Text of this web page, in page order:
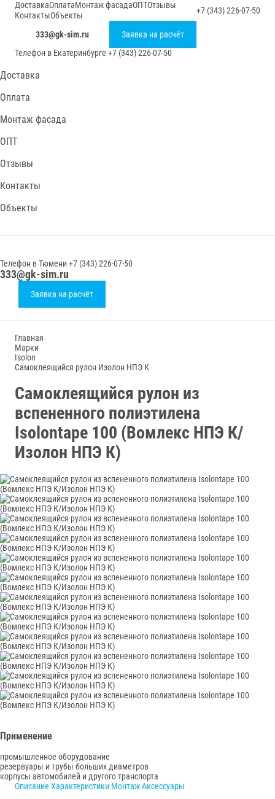
ДоставкаОплатаМонтаж фасадаОПТОтзывы
КонтактыОбъекты +7 (343) 226-07-50
333@gk-sim.ru
Заявка на расчёт
Телефон в Екатеринбурге +7 (343) 226-07-50
Доставка
Оплата
Монтаж фасада
ОПТ
Отзывы
Контакты
Объекты
Телефон вТюмени +7 (343) 226-07-50
333@gk-sim.ru
Заявка на расчёт
Главная
Марки
Isolon
Самоклеящийся рулон Изолон НПЭ К
Самоклеящийся рулон из
вспененного полиэтилена
Isolontape 100 (Вомлекс НПЭ К/
Изолон НПЭ К)
Применение
промышленное оборудование
резервуары и трубы больших диаметров
корпусы автомобилей и другого транспорта
Описание Характеристики МонтажАксессуары